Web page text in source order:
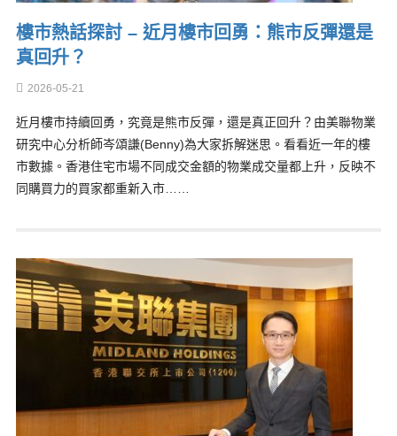
樓市熱話探討 – 近月樓市回勇：熊市反彈還是
真回升？
2026-05-21
近月樓市持續回勇，究竟是熊市反彈，還是真正回升？由美聯物業
研究中心分析師岑頌謙(Benny)為大家拆解迷思。看看近一年的樓
市數據。香港住宅市場不同成交金額的物業成交量都上升，反映不
同購買力的買家都重新入市……